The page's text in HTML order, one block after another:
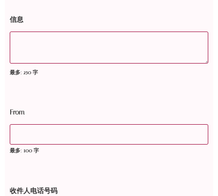
信息
最多: 250 字
From
最多: 100 字
收件人电话号码